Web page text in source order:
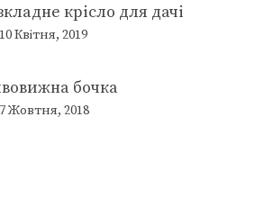
крісло для дачі
Квітня, 2019
бочка
Жовтня, 2018